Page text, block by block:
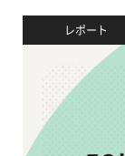
レポート